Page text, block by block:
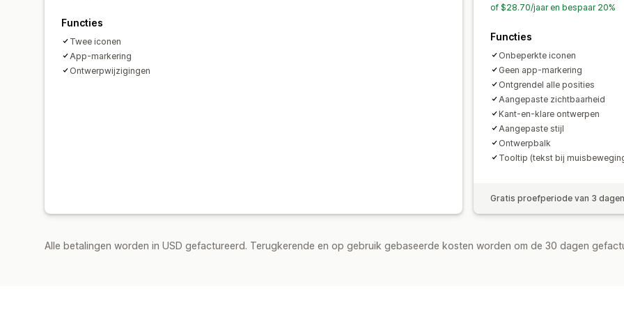
Functies
Twee iconen
App-markering
Ontwerpwijzigingen
of $28.70/jaar en bespaar 20%
Functies
Onbeperkte iconen
Geen app-markering
Ontgrendel alle posities
Aangepaste zichtbaarheid
Kant-en-klare ontwerpen
Aangepaste stijl
Ontwerpbalk
Tooltip (tekst bij
Gratis proefperiode van 3 dagen
Alle betalingen worden in USD gefactureerd. Terugkerende en op gebruik gebaseerde kosten worden om de 30 dagen